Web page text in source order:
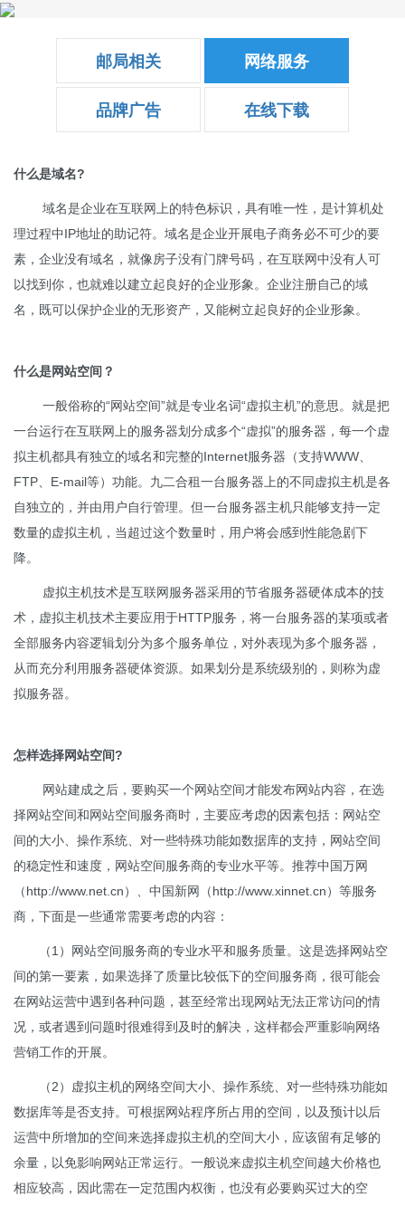
邮局相关 网络服务
品牌广告 在线下载
什么是域名?
域名是企业在互联网上的特色标识，具有唯一性，是计算机处
理过程中IP地址的助记符。域名是企业开展电子商务必不可少的要
素，企业没有域名，就像房子没有门牌号码，在互联网中没有人可
以找到你，也就难以建立起良好的企业形象。企业注册自己的域
名，既可以保护企业的无形资产，又能树立起良好的企业形象。
什么是网站空间？
一般俗称的“网站空间”就是专业名词“虚拟主机”的意思。就是把
一台运行在互联网上的服务器划分成多个“虚拟”的服务器，每一个虚
拟主机都具有独立的域名和完整的Internet服务器（支持WWW、
FTP、E-mail等）功能。九二合租一台服务器上的不同虚拟主机是各
自独立的，并由用户自行管理。但一台服务器主机只能够支持一定
数量的虚拟主机，当超过这个数量时，用户将会感到性能急剧下
降。
虚拟主机技术是互联网服务器采用的节省服务器硬体成本的技
术，虚拟主机技术主要应用于HTTP服务，将一台服务器的某项或者
全部服务内容逻辑划分为多个服务单位，对外表现为多个服务器，
从而充分利用服务器硬体资源。如果划分是系统级别的，则称为虚
拟服务器。
怎样选择网站空间?
网站建成之后，要购买一个网站空间才能发布网站内容，在选
择网站空间和网站空间服务商时，主要应考虑的因素包括：网站空
间的大小、操作系统、对一些特殊功能如数据库的支持，网站空间
的稳定性和速度，网站空间服务商的专业水平等。推荐中国万网
（http://www.net.cn）、中国新网（http://www.xinnet.cn）等服务
商，下面是一些通常需要考虑的内容：
（1）网站空间服务商的专业水平和服务质量。这是选择网站空
间的第一要素，如果选择了质量比较低下的空间服务商，很可能会
在网站运营中遇到各种问题，甚至经常出现网站无法正常访问的情
况，或者遇到问题时很难得到及时的解决，这样都会严重影响网络
营销工作的开展。
（2）虚拟主机的网络空间大小、操作系统、对一些特殊功能如
数据库等是否支持。可根据网站程序所占用的空间，以及预计以后
运营中所增加的空间来选择虚拟主机的空间大小，应该留有足够的
余量，以免影响网站正常运行。一般说来虚拟主机空间越大价格也
相应较高，因此需在一定范围内权衡，也没有必要购买过大的空